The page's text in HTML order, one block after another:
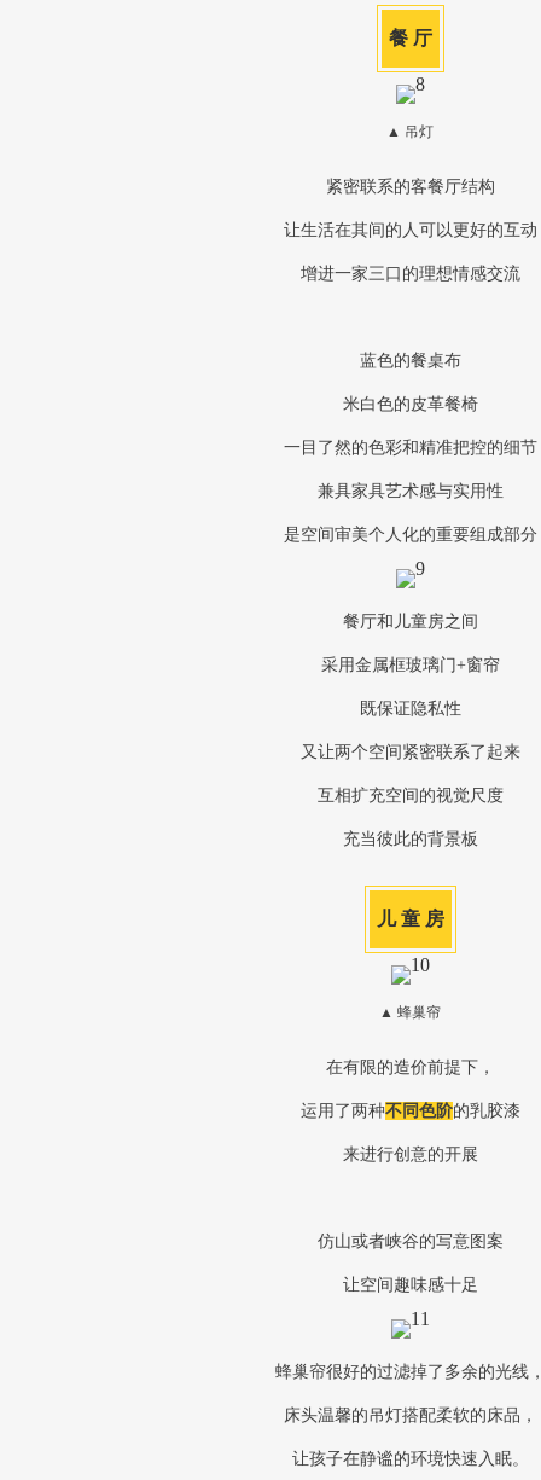
餐 厅
▲ 吊灯
紧密联系的客餐厅结构
让生活在其间的人可以更好的互动
增进一家三口的理想情感交流
蓝色的餐桌布
米白色的皮革餐椅
一目了然的色彩和精准把控的细节
兼具家具艺术感与实用性
是空间审美个人化的重要组成部分
餐厅和儿童房之间
采用金属框玻璃门+窗帘
既保证隐私性
又让两个空间紧密联系了起来
互相扩充空间的视觉尺度
充当彼此的背景板
儿 童 房
▲ 蜂巢帘
在有限的造价前提下，
运用了两种不同色阶的乳胶漆
来进行创意的开展
仿山或者峡谷的写意图案
让空间趣味感十足
蜂巢帘很好的过滤掉了多余的光线
床头温馨的吊灯搭配柔软的床品，
让孩子在静谧的环境快速入眠。